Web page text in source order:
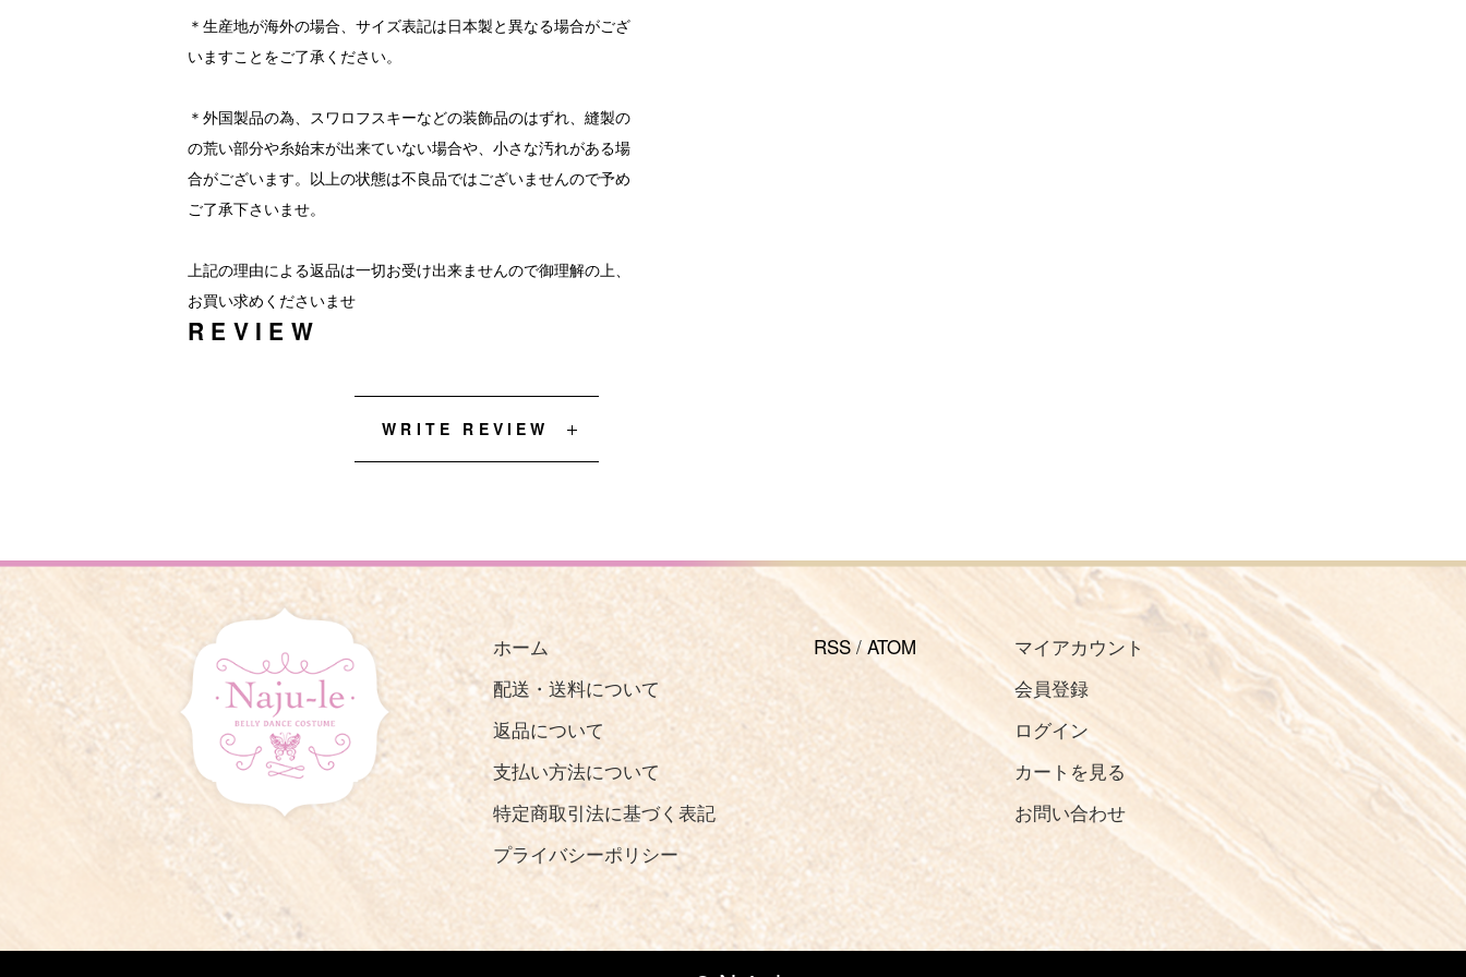
＊生産地が海外の場合、サイズ表記は日本製と異なる場合がござ
いますことをご了承ください。
＊外国製品の為、スワロフスキーなどの装飾品のはずれ、縫製の
の荒い部分や糸始末が出来ていない場合や、小さな汚れがある場
合がございます。以上の状態は不良品ではございませんので予め
ご了承下さいませ。
上記の理由による返品は一切お受け出来ませんので御理解の上、
お買い求めくださいませ
REVIEW
WRITE REVIEW
ホーム
配送・送料について
返品について
支払い方法について
特定商取引法に基づく表記
プライバシーポリシー
RSS/ATOM
マイアカウント
会員登録
ログイン
カートを見る
お問い合わせ